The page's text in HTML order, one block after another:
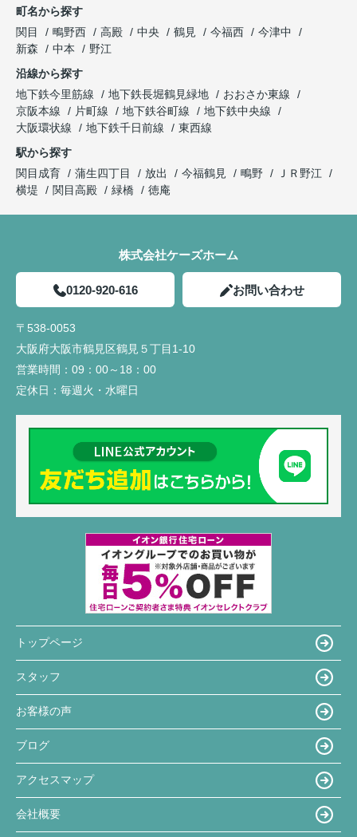
町名から探す
関目
鴫野西 高殿 中央 鶴見 今福西
今津中
新森
中本
野江
沿線から探す
地下鉄今里筋線
地下鉄長堀鶴見緑地
おおさか東線
京阪本線
片町線 地下鉄谷町線
地下鉄中央線
大阪環状線
地下鉄千日前線
東西線
駅から探す
関目成育
蒲生四丁目 放出 今福鶴見 鴫野
ＪＲ野江
横堤
関目高殿 緑橋 徳庵
株式会社ケーズホーム
0120-920-616 お問い合わせ
〒538-0053
大阪府大阪市鶴見区鶴見５丁目1-10
営業時間： 09：00～18：00
定休日： 毎週火・水曜日
トップページ
スタッフ
お客様の声
ブログ
アクセスマップ
会社概要